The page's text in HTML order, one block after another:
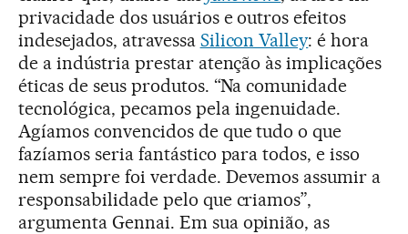
privacidade dos usuários e outros efeitos
indesejados, atravessa Silicon Valley: é hora
de a indústria prestar atenção às implicações
éticas de seus produtos. “Na comunidade
tecnológica, pecamos pela ingenuidade.
Agíamos convencidos de que tudo o que
fazíamos seria fantástico para todos, e isso
nem sempre foi verdade. Devemos assumir a
responsabilidade pelo que criamos”,
argumenta Gennai. Em sua opinião, as